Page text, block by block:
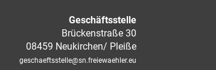
Geschäftsstelle
Brückenstraße 30
08459 Neukirchen/ Pleiße
geschaeftsstelle@sn.freiewaehler.eu